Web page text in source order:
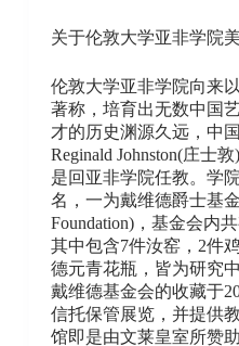
关于伦敦大学亚非学院
伦敦大学亚非学院向来
著称，培育出无数中国
才的历史渊源久远，中
Reginald Johnston(庄士
是回亚非学院任教。学
名，一为戴维德爵士基
Foundation)，基金会内
其中包含7件汝窑，2件
德元青花瓶，皆为研究
戴维德基金会的收藏于
信托保管展览，并提供
馆即是由文莱皇室所赞